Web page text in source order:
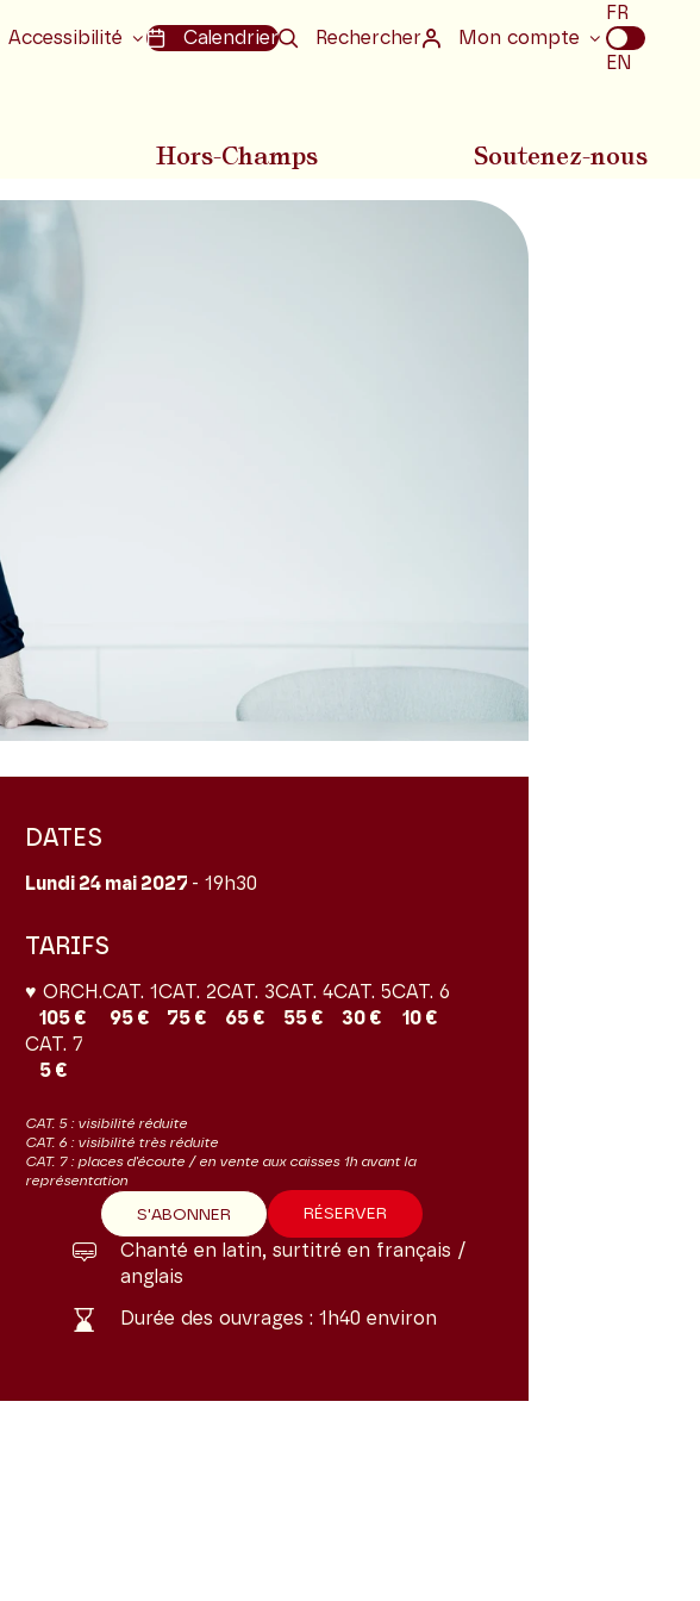
Accessibilité Calendrier Rechercher Mon compte
Choix
de
la
FR
EN
Hors-Champs Soutenez-nous
DATES
Lundi 24 mai 2027 - 19h30
TARIFS
♥ ORCH.
105 €
CAT. 1
95 €
CAT. 2
75 €
CAT. 3
65 €
CAT. 4
55 €
CAT. 5
30 €
CAT. 6
10 €
CAT. 7
5 €
CAT. 5 : visibilité réduite
CAT. 6 : visibilité très réduite
CAT. 7 : places d'écoute / en vente aux caisses 1h avant la
représentation
S'ABONNER RÉSERVER
Chanté en latin, surtitré en français /
anglais
Durée des ouvrages : 1h40 environ